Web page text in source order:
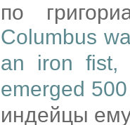
по
Columbus
an iron fist,
emerged
индейцы